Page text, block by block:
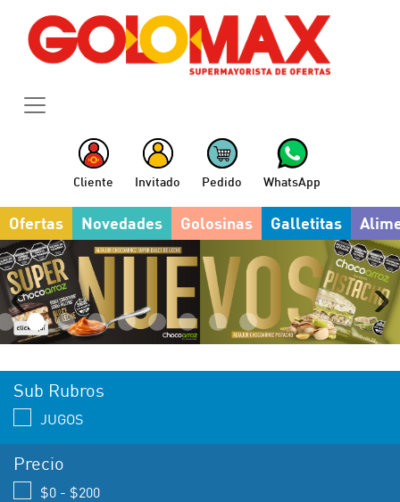
Cliente Invitado Pedido WhatsApp
Ofertas Novedades Golosinas Galletitas
Sub Rubros
JUGOS
Precio
$0 - $200